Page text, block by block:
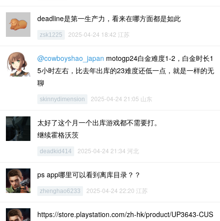
deadline是第一生产力，看来在哪方面都是如此
zsk1225 2025-04-24 18:42 江苏
@cowboyshao_japan motogp24白金难度1-2，白金时长1
5小时左右，比去年出库的23难度还低一点，就是一样的无
聊
skinnydimension 2025-04-24 21:05 山东
太好了这个月一个出库游戏都不需要打。
继续霍格沃茨
deadkid414 2025-04-24 21:34 河北
ps app哪里可以看到离库目录？？
zhenghao6233 2025-04-24 22:20 江苏
https://store.playstation.com/zh-hk/product/UP3643-CUS